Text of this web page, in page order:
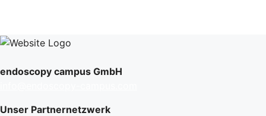
endoscopy campus GmbH
Unser Partnernetzwerk